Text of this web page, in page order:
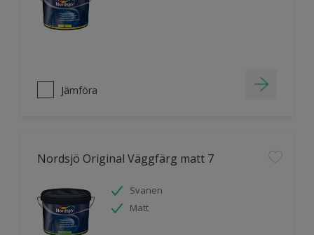
Jämföra
Nordsjö Original Väggfärg matt 7
Svanen
Matt